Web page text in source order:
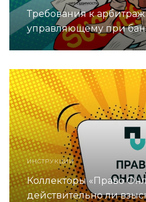
Требования к
управляющему при
ИНСТРУКЦИИ
Коллекторы «Право
действительно ли